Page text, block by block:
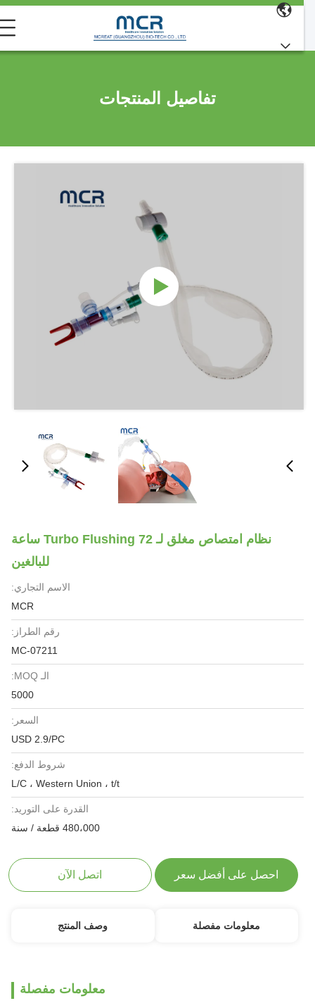
تفاصيل المنتجات
نظام امتصاص مغلق لـ Turbo Flushing 72 ساعة
للبالغين
الاسم التجاري:
MCR
رقم الطراز:
MC-07211
الـ MOQ:
5000
السعر:
USD 2.9/PC
شروط الدفع:
L/C ، Western Union ، t/t
القدرة على التوريد:
480،000 قطعة / سنة
احصل على أفضل سعر اتصل الآن
معلومات مفصلة وصف المنتج
معلومات مفصلة